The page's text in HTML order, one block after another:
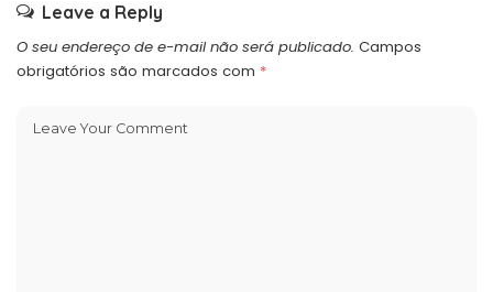
Leave a Reply
O seu endereço de e-mail não será publicado. Campos
obrigatórios são marcados com *